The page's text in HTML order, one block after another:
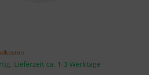
Lieferzeit ca. 1-3 Werktage